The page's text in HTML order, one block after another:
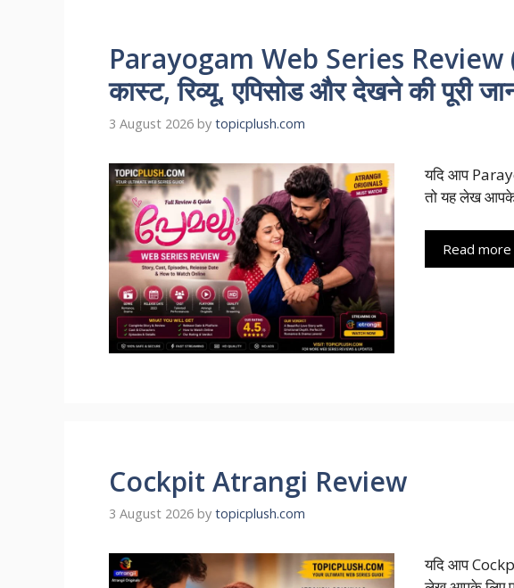
Parayogam Web Series Review
कास्ट, रिव्यू, एपिसोड और देखने की पूरी
3 August 2026 by topicplush.com
यदि आप
तो यह लेख आपके
Read more
Cockpit Atrangi Review
3 August 2026 by topicplush.com
यदि आप